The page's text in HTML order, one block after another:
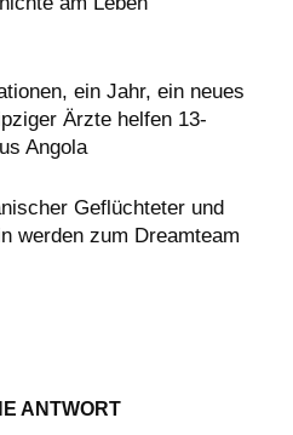
ein Jahr, ein neues
Ärzte helfen 13-
Angola
Geflüchteter und
werden zum Dreamteam
ANTWORT